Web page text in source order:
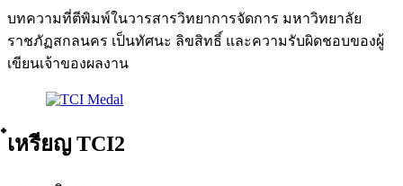
บทความที่ตีพิมพ์ในวารสารวิทยาการจัดการ มหาวิทยาลัย
ราชภัฏสกลนคร เป็นทัศนะ ลิขสิทธิ์ และความรับผิดชอบของผู้
เขียนเจ้าของผลงาน
๋เหรียญ TCI2